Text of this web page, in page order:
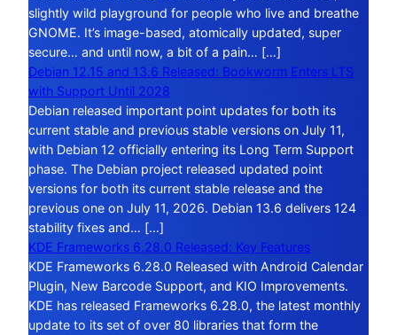
slightly wild playground for people who live and breathe
GNOME. It’s image-based, atomically updated, super
secure… and until now, a bit of a pain… […]
Debian 12.15 and 13.6 Released: Bookworm Enters LTS
with Support Until 2028
Debian released important point updates for both its
current stable and previous stable versions on July 11,
with Debian 12 officially entering its Long Term Support
phase. The Debian project released updated point
versions for both its current stable release and the
previous one on July 11, 2026. Debian 13.6 delivers 124
stability fixes and… […]
KDE Frameworks 6.28.0 Released: Key Features
KDE Frameworks 6.28.0 Released with Android Calendar
Plugin, New Barcode Support, and KIO Improvements.
KDE has released Frameworks 6.28.0, the latest monthly
update to its set of over 80 libraries that form the